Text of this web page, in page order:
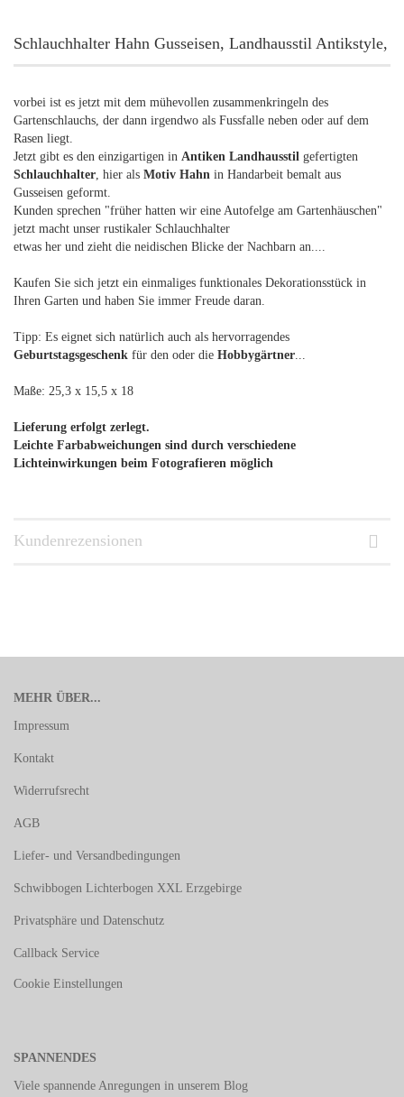
Schlauchhalter Hahn Gusseisen, Landhausstil Antikstyle,
vorbei ist es jetzt mit dem mühevollen zusammenkringeln des
Gartenschlauchs, der dann irgendwo als Fussfalle neben oder auf dem
Rasen liegt.
Jetzt gibt es den einzigartigen in Antiken Landhausstil gefertigten
Schlauchhalter , hier als Motiv Hahn in Handarbeit bemalt aus
Gusseisen geformt.
Kunden sprechen "früher hatten wir eine Autofelge am Gartenhäuschen"
jetzt macht unser rustikaler Schlauchhalter
etwas her und zieht die neidischen Blicke der Nachbarn an....
Kaufen Sie sich jetzt ein einmaliges funktionales Dekorationsstück in
Ihren Garten und haben Sie immer Freude daran.
Tipp: Es eignet sich natürlich auch als hervorragendes
Geburtstagsgeschenk für den oder die Hobbygärtner
Maße: 25,3 x 15,5 x 18
Lieferung erfolgt zerlegt.
Leichte Farbabweichungen sind durch verschiedene
Lichteinwirkungen beim Fotografieren möglich
Kundenrezensionen
MEHR ÜBER...
Impressum
Kontakt
Widerrufsrecht
AGB
Liefer- und Versandbedingungen
Schwibbogen Lichterbogen XXL Erzgebirge
Privatsphäre und Datenschutz
Callback Service
Cookie Einstellungen
SPANNENDES
Viele spannende Anregungen in unserem Blog